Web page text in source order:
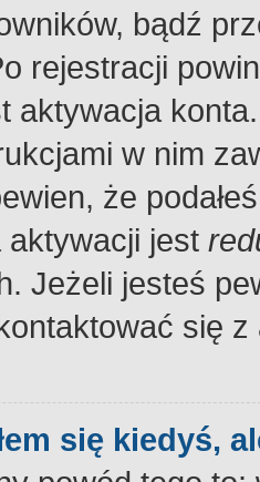
bądź
rejestracji
aktywacja
w nim
że
jest
Jeżeli jesteś
się
się kiedyś,